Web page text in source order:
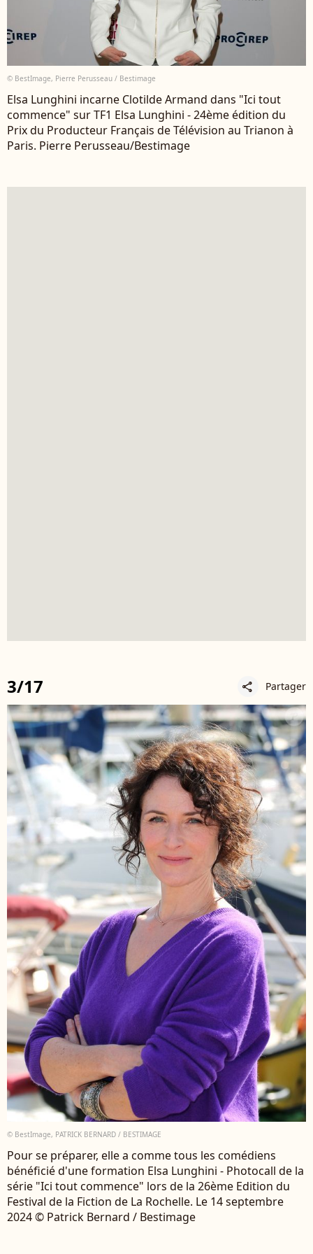
© BestImage, Pierre Perusseau / Bestimage
Elsa Lunghini incarne Clotilde Armand dans "Ici tout
commence" sur TF1 Elsa Lunghini - 24ème édition du
Prix du Producteur Français de Télévision au Trianon à
Paris. Pierre Perusseau/Bestimage
3/17 share Partager
© BestImage, PATRICK BERNARD / BESTIMAGE
Pour se préparer, elle a comme tous les comédiens
bénéficié d'une formation Elsa Lunghini - Photocall de la
série "Ici tout commence" lors de la 26ème Edition du
Festival de la Fiction de La Rochelle. Le 14 septembre
2024 © Patrick Bernard / Bestimage